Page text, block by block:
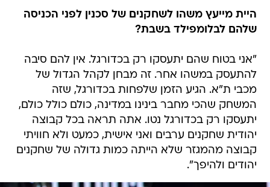
היית מייעץ משהו לשחקנים של סכנין לפני הכניסה
שלהם לבלומפילד בשבת?
"אני בטוח שהם יתעסקו רק בכדורגל. אין להם סיבה
להתעסק במשהו אחר. זה מבחן לקהל הגדול של
מכבי ת"א. הגיע הזמן שלפחות בכדורגל, שזה
המשחק שהכי מחבר בינינו במדינה, כולם כולל כולם,
יתעסקו רק בכדורגל נטו. אתה תראה בכל קבוצה
יהודית שחקנים ערבים ואני אישית, כמעט ולא חוויתי
קבוצה מהמגזר שלא הייתה כמות גדולה של שחקנים
יהודים ולהיפך".